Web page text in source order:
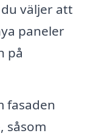
väljer att
paneler
på
fasaden
såsom